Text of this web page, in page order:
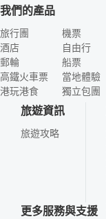
我們的產品
旅行團
酒店
郵輪
高鐵火車票
港玩港食
機票
自由行
船票
當地體驗
獨立包團
旅遊資訊
旅遊攻略
更多服務與支援